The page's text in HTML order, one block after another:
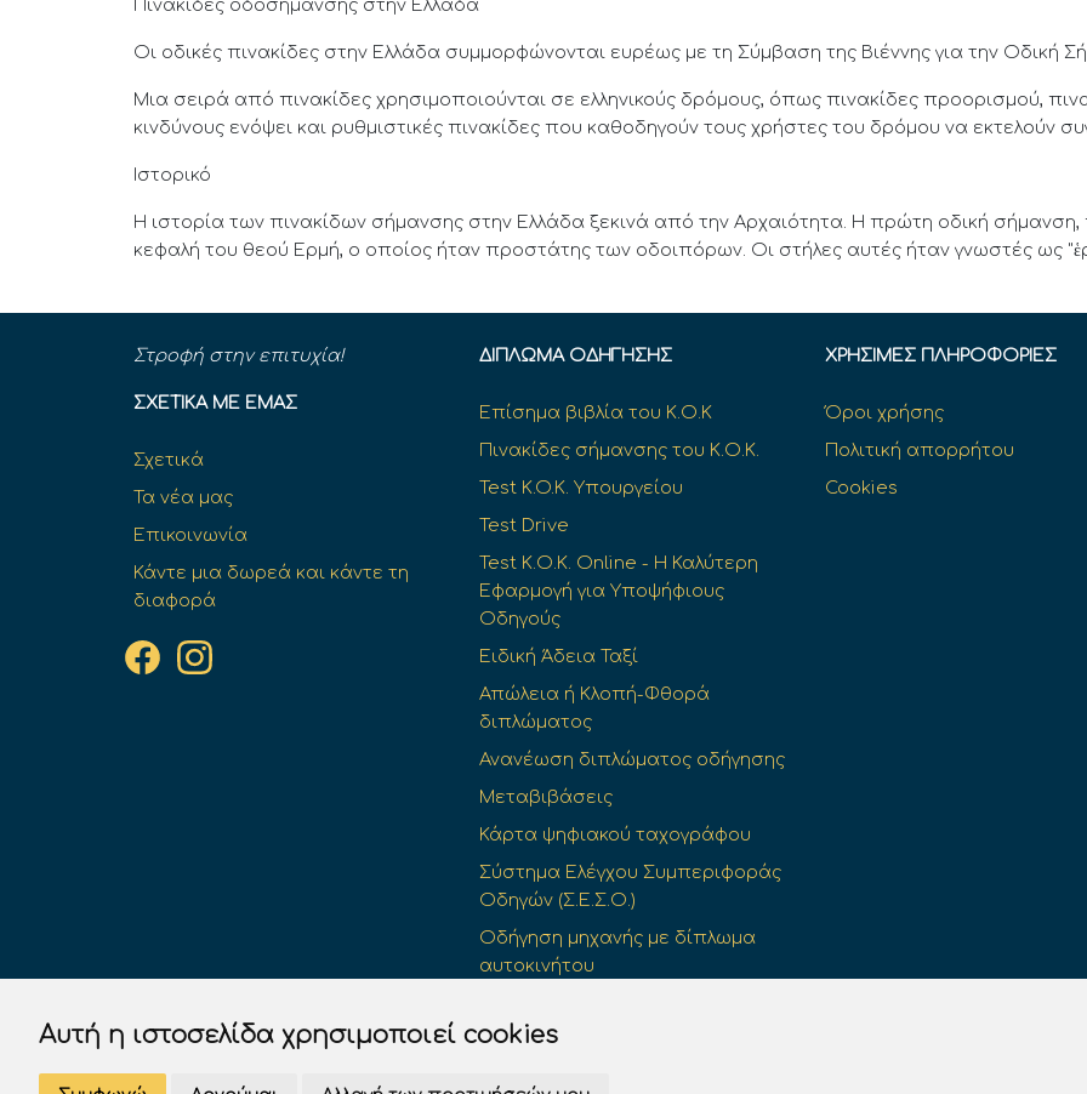
Αυτή η ιστοσελίδα χρησιμοποιεί cookies
Πινακίδες οδοσήμανσης στην Ελλάδα
Οι οδικές πινακίδες στην Ελλάδα συμμορφώνονται ευρέως με τη Σύμβαση της Βιέννης για την Οδική
Μια σειρά από πινακίδες χρησιμοποιούνται σε ελληνικούς δρόμους, όπως πινακίδες προορισμού,
κινδύνους ενόψει και ρυθμιστικές πινακίδες που καθοδηγούν τους χρήστες του δρόμου να εκτελούν
Ιστορικό
Η ιστορία των πινακίδων σήμανσης στην Ελλάδα ξεκινά από την Αρχαιότητα. Η πρώτη οδική σήμανση,
κεφαλή του θεού Ερμή, ο οποίος ήταν προστάτης των οδοιπόρων. Οι στήλες αυτές ήταν γνωστές ως
Στροφή στην επιτυχία!
ΣΧΕΤΙΚΆ ΜΕ ΕΜΆΣ
Σχετικά
Τα νέα μας
Επικοινωνία
Κάντε μια δωρεά και κάντε τη
διαφορά
ΔΊΠΛΩΜΑ ΟΔΉΓΗΣΗΣ
Επίσημα βιβλία του Κ.Ο.Κ
Πινακίδες σήμανσης του Κ.Ο.Κ.
Test K.O.K. Υπουργείου
Test Drive
Test Κ.Ο.Κ. Online - Η Καλύτερη
Εφαρμογή για Υποψήφιους
Οδηγούς
Ειδική Άδεια Ταξί
Απώλεια ή Κλοπή-Φθορά
διπλώματος
Ανανέωση διπλώματος οδήγησης
Μεταβιβάσεις
Κάρτα ψηφιακού ταχογράφου
Σύστημα Ελέγχου Συμπεριφοράς
Οδηγών (Σ.Ε.Σ.Ο.)
Οδήγηση μηχανής με δίπλωμα
αυτοκινήτου
ΧΡΉΣΙΜΕΣ ΠΛΗΡΟΦΟΡΊΕΣ
Όροι χρήσης
Πολιτική απορρήτου
Cookies